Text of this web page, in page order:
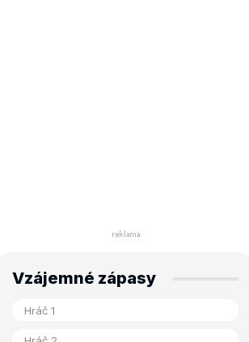
Vzájemné zápasy